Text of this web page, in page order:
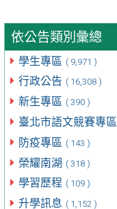
依公告類別彙總
學生專區 ( 9,971 )
行政公告 ( 16,308 )
新生專區 ( 390 )
臺北市語文競賽專區
防疫專區 ( 143 )
榮耀南湖 ( 318 )
學習歷程 ( 109 )
升學訊息 ( 1,152 )